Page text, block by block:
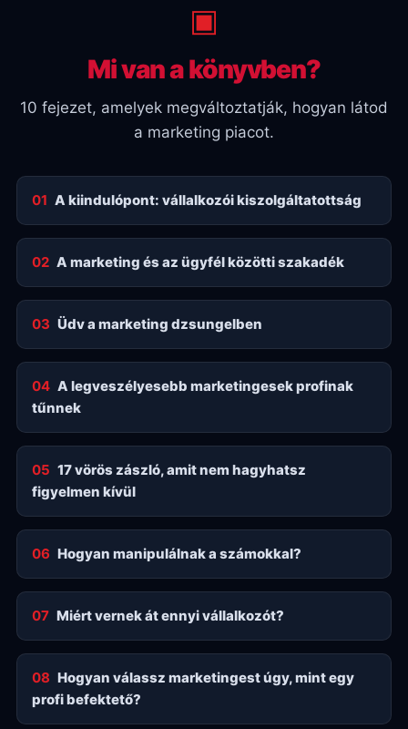
▣
Mi van a könyvben?
10 fejezet, amelyek megváltoztatják, hogyan látod
a marketing piacot.
01 A kiindulópont: vállalkozói kiszolgáltatottság
02 A marketing és az ügyfél közötti szakadék
03 Üdv a marketing dzsungelben
04 A legveszélyesebb marketingesek profinak
tűnnek
05 17 vörös zászló, amit nem hagyhatsz
figyelmen kívül
06 Hogyan manipulálnak a számokkal?
07 Miért vernek át ennyi vállalkozót?
08 Hogyan válassz marketingest úgy, mint egy
profi befektető?